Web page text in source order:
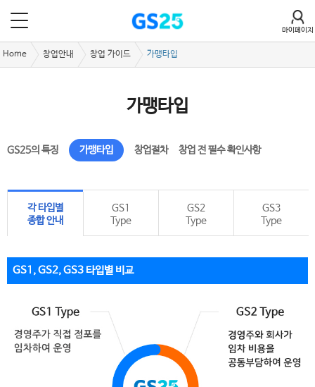
마이페이지
Home 창업안내 창업 가이드 가맹타입
가맹타입
GS25의 특징 가맹타입 창업절차 창업 전 필수 확인사항
각 타입별
종합 안내
GS1
Type
GS2
Type
GS3
Type
GS1, GS2, GS3 타입별 비교